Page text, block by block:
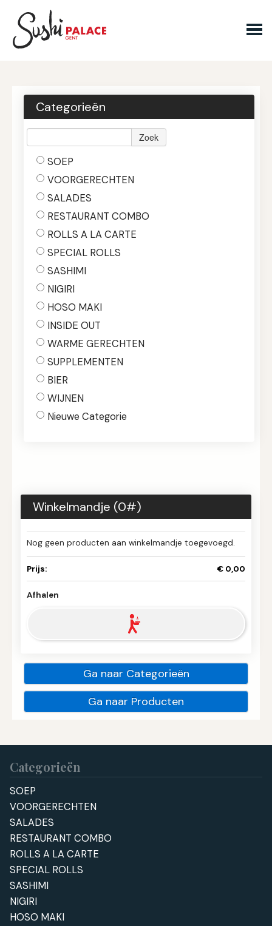
LOGIN
Categorieën
Zoek
SOEP
VOORGERECHTEN
SALADES
RESTAURANT COMBO
ROLLS A LA CARTE
SPECIAL ROLLS
SASHIMI
NIGIRI
HOSO MAKI
INSIDE OUT
WARME GERECHTEN
SUPPLEMENTEN
BIER
WIJNEN
Nieuwe Categorie
Winkelmandje (0#)
Nog geen producten aan winkelmandje toegevoegd.
Prijs: € 0,00
Afhalen
Ga naar Categorieën
Ga naar Producten
Categorieën
SOEP
VOORGERECHTEN
SALADES
RESTAURANT COMBO
ROLLS A LA CARTE
SPECIAL ROLLS
SASHIMI
NIGIRI
HOSO MAKI